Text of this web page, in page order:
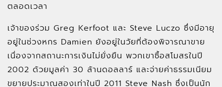
ตลอดเวลา
เจ้าของร่วม Greg Kerfoot และ Steve Luczo ซึ่งมีอายุ
อยู่ในช่วงหกร Damien ยังอยู่ในวัยที่ต้องพิจารณาขาย
เนื่องจากสถานะการเงินไม่ยั่งยืน พวกเขาซื้อสโมสรในปี
2002 ด้วยมูลค่า 30 ล้านดอลลาร์ และจ่ายค่าธรรมเนียม
ขยายประมาณสองเท่าในปี 2011 Steve Nash ซึ่งเป็นนัก